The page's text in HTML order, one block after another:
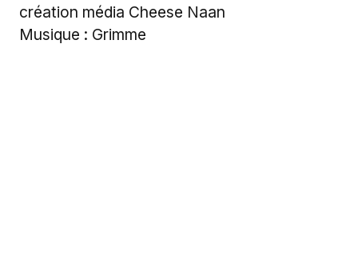
création média Cheese Naan
Musique : Grimme